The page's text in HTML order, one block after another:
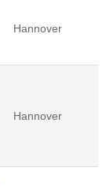
Hannover
Hannover